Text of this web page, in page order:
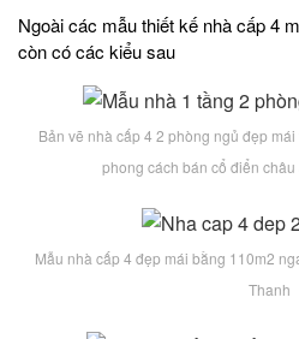
Ngoài các mẫu thiết kế nhà cấp 4
còn có các kiểu sau
Bản vẽ nhà cấp 4 2 phòng ngủ đẹp
phong cách bán cổ điển
Mẫu nhà cấp 4 đẹp mái bằng 110m2
Thanh